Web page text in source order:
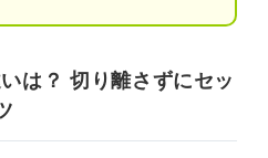
！ 自己PRと長所の文章構成の
は？ 切り離さずにセッ
意味から自己PRと長所の違い